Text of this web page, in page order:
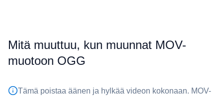
Mitä muuttuu, kun muunnat ⁦MOV⁩-
muotoon ⁦OGG⁩
Tämä poistaa äänen ja hylkää videon kokonaan. ⁦MOV⁩-